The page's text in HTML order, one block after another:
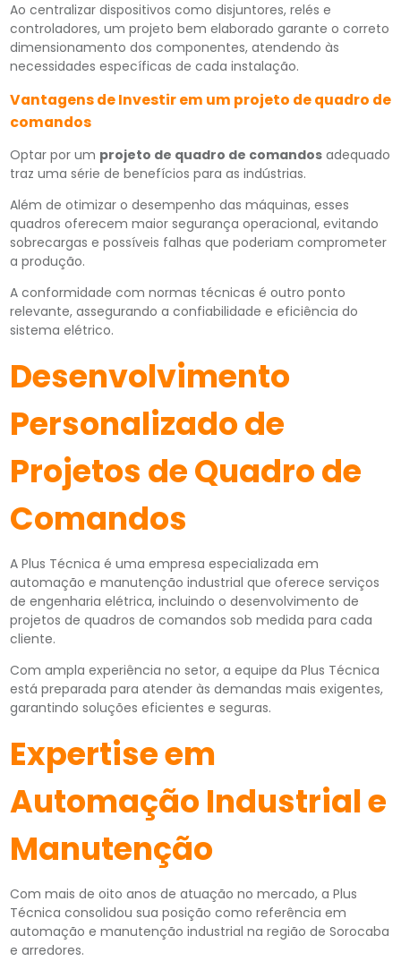
Ao centralizar dispositivos como disjuntores, relés e
controladores, um projeto bem elaborado garante o correto
dimensionamento dos componentes, atendendo às
necessidades específicas de cada instalação.
Vantagens de Investir em um projeto de quadro de
comandos
Optar por um projeto de quadro de comandosadequado
traz uma série de benefícios para as indústrias.
Além de otimizar o desempenho das máquinas, esses
quadros oferecem maior segurança operacional, evitando
sobrecargas e possíveis falhas que poderiam comprometer
a produção.
A conformidade com normas técnicas é outro ponto
relevante, assegurando a confiabilidade e eficiência do
sistema elétrico.
Desenvolvimento
Personalizado de
Projetos de Quadro de
Comandos
A Plus Técnica é uma empresa especializada em
automação e manutenção industrial que oferece serviços
de engenharia elétrica, incluindo o desenvolvimento de
projetos de quadros de comandos sob medida para cada
cliente.
Com ampla experiência no setor, a equipe da Plus Técnica
está preparada para atender às demandas mais exigentes,
garantindo soluções eficientes e seguras.
Expertise em
Automação Industrial e
Manutenção
Com mais de oito anos de atuação no mercado, a Plus
Técnica consolidou sua posição como referência em
automação e manutenção industrial na região de Sorocaba
e arredores.